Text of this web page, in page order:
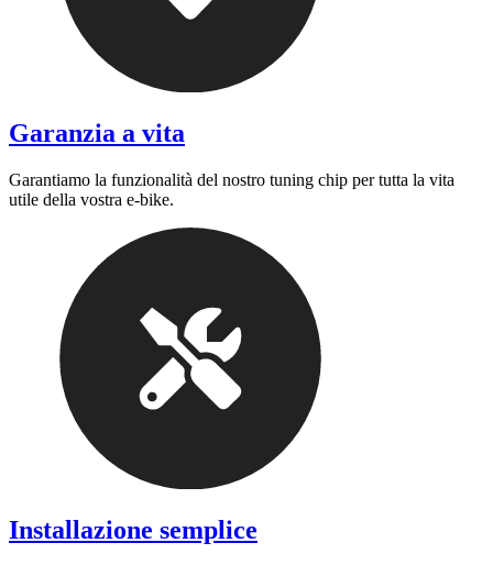
Garanzia a vita
Garantiamo la funzionalità del nostro tuning chip per tutta la vita
utile della vostra e-bike.
Installazione semplice